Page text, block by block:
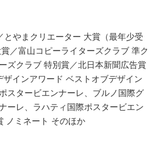
とやまクリエーター 大賞（最年少受
／富山コピーライターズクラブ 準ク
ズクラブ 特別賞／北日本新聞広告賞
インアワード ベストオブデザイン
スタービエンナーレ、ブルノ国際グ
ーレ、ラハティ国際ポスタービエン
ノミネート そのほか